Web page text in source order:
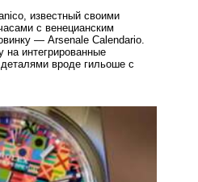
известный своими
с венецианским
— Arsenale Calendario.
на интегрированные
вроде гильоше с